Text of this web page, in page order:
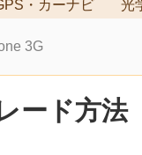
・カーナビ 光
3G
ード方法